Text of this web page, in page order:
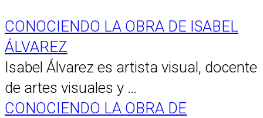
CONOCIENDO LA OBRA DE ISABEL
ÁLVAREZ
Isabel Álvarez es artista visual, docente
de artes visuales y …
CONOCIENDO LA OBRA DE